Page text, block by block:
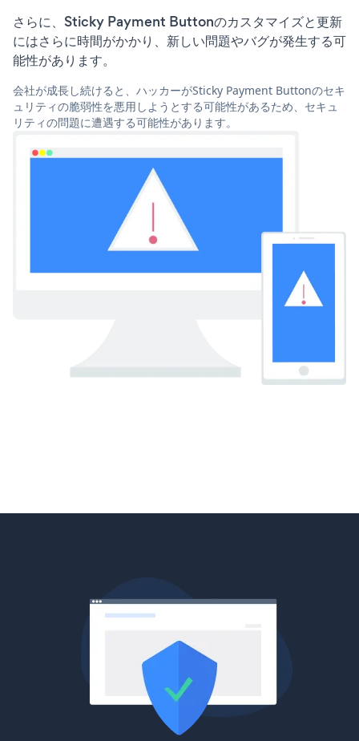
さらに、Sticky Payment Buttonのカスタマイズと更新
にはさらに時間がかかり、新しい問題やバグが発生する可
能性があります。
会社が成長し続けると、ハッカーがSticky Payment Buttonのセキ
ュリティの脆弱性を悪用しようとする可能性があるため、セキュ
リティの問題に遭遇する可能性があります。